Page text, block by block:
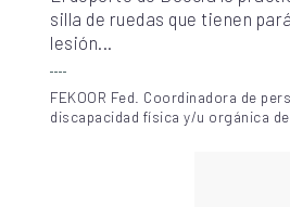
silla de ruedas que tienen
lesión...
FEKOOR Fed. Coordinadora de
discapacidad física y/u orgánica